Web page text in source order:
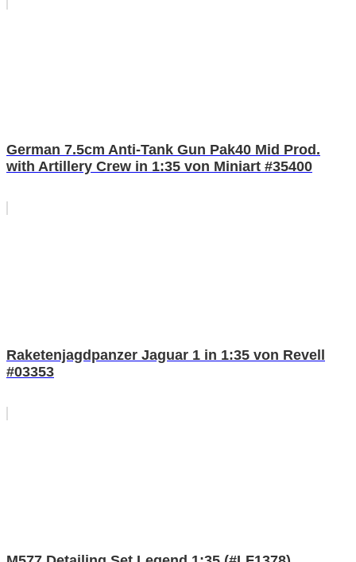
German 7.5cm Anti-Tank Gun Pak40 Mid Prod.
with Artillery Crew in 1:35 von Miniart #35400
Raketenjagdpanzer Jaguar 1 in 1:35 von Revell
#03353